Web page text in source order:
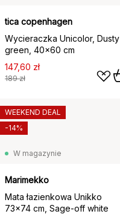
tica copenhagen
Wycieraczka Unicolor, Dusty
green, 40x60 cm
147,60 zł
189 zł
W magazynie
Marimekko
Mata łazienkowa Unikko
73x74 cm, Sage-off white
WEEKEND DEAL
-14%